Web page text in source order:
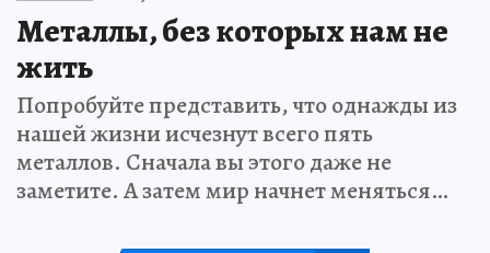
Металлы, без которых нам не
жить
Попробуйте представить, что однажды из
нашей жизни исчезнут всего пять
металлов. Сначала вы этого даже не
заметите. А затем мир начнет меняться…